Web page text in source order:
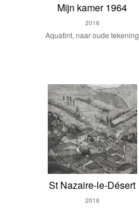
Mijn kamer 1964
2016
Aquatint, naar oude tekening
St Nazaire-le-Désert
2016